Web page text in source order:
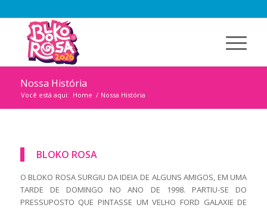
Nossa História
Você está aqui: Home / Nossa História
BLOKO ROSA
O BLOKO ROSA SURGIU DA IDEIA DE ALGUNS AMIGOS, EM UMA
TARDE DE DOMINGO NO ANO DE 1998. PARTIU-SE DO
PRESSUPOSTO QUE PINTASSE UM VELHO FORD GALAXIE DE